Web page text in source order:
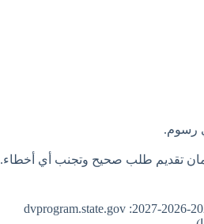
رسوم.
تقديم طلب صحيح وتجنب أي أخطاء.